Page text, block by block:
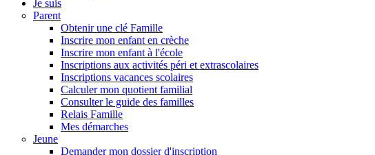
Je suis
Parent
Obtenir une clé Famille
Inscrire mon enfant en crèche
Inscrire mon enfant à l'école
Inscriptions aux activités péri et extrascolaires
Inscriptions vacances scolaires
Calculer mon quotient familial
Consulter le guide des familles
Relais Famille
Mes démarches
Jeune
Demander mon dossier d'inscription